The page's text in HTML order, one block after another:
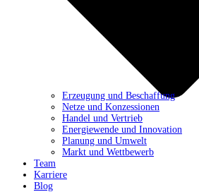
Erzeugung und Beschaffung
Netze und Konzessionen
Handel und Vertrieb
Energiewende und Innovation
Planung und Umwelt
Markt und Wettbewerb
Team
Karriere
Blog